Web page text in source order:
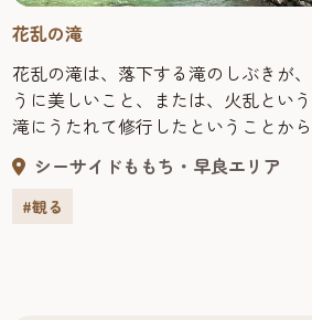
花乱の滝
花乱の滝は、落下する滝のしぶきが
うに美しいこと、または、火乱とい
滝にうたれて修行したということか
ばれるようになったといわれていま
15ｍ、幅3.5ｍあって、滝つぼが浅く
修行する人の姿が見られます。
シーサイドももち・早良エリア
#観る